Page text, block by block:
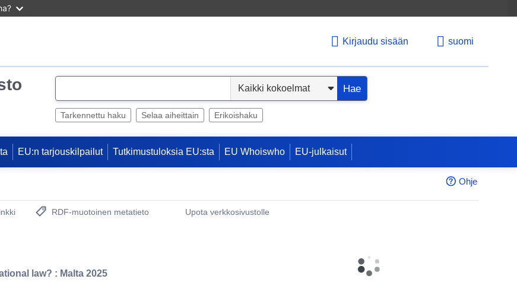
Kirjaudu sisään suomi
e
Hae
Tarkennettu haku Selaa aiheittain Erikoishaku
EU:n tarjouskilpailut Tutkimustuloksia EU:sta EU Whoiswho EU-julkaisut
Ohje
RDF-muotoinen metatieto
Upota verkkosivustolle
law? : Malta 2025